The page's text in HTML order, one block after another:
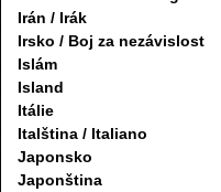
Irán / Irák
Irsko / Boj za nezávislost
Islám
Island
Itálie
Italština / Italiano
Japonsko
Japonština